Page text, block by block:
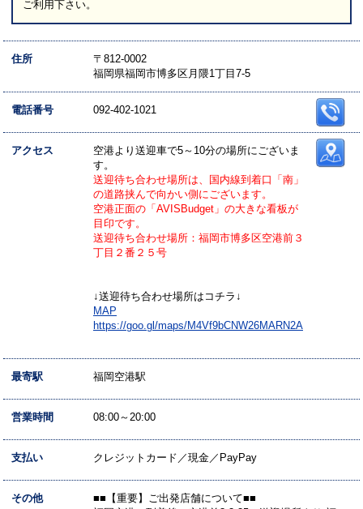
ご利用下さい。
住所
〒812-0002
福岡県福岡市博多区月隈1丁目7-5
電話番号 092-402-1021
アクセス
空港より送迎車で5～10分の場所にございま
す。
送迎待ち合わせ場所は、国内線到着口「南」
の道路挟んで向かい側にございます。
空港正面の「AVISBudget」の大きな看板が
目印です。
送迎待ち合わせ場所：福岡市博多区空港前３
丁目２番２５号
↓送迎待ち合わせ場所はコチラ↓
MAP
https://goo.gl/maps/M4Vf9bCNW26MARN2A
最寄駅 福岡空港駅
営業時間 08:00～20:00
支払い クレジットカード／現金／PayPay
その他
■■【重要】ご出発店舗について■■